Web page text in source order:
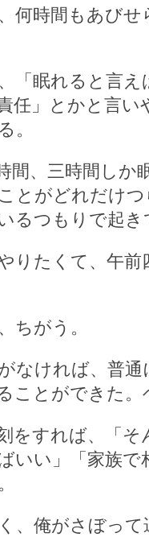
何時間もあび
「眠れると言
任」とかと言
。
間、三時間しか
とがどれだけ
るつもりで起き
りたくて、午
ちがう。
なければ、普通
ことができた。
をすれば、「そ
いい」「家族
、俺がさぼっ